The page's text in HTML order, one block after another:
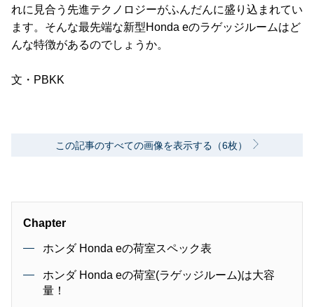
れに見合う先進テクノロジーがふんだんに盛り込まれてい
ます。そんな最先端な新型Honda eのラゲッジルームはど
んな特徴があるのでしょうか。
文・PBKK
この記事のすべての画像を表示する（6枚）
Chapter
ホンダ Honda eの荷室スペック表
ホンダ Honda eの荷室(ラゲッジルーム)は大容
量！